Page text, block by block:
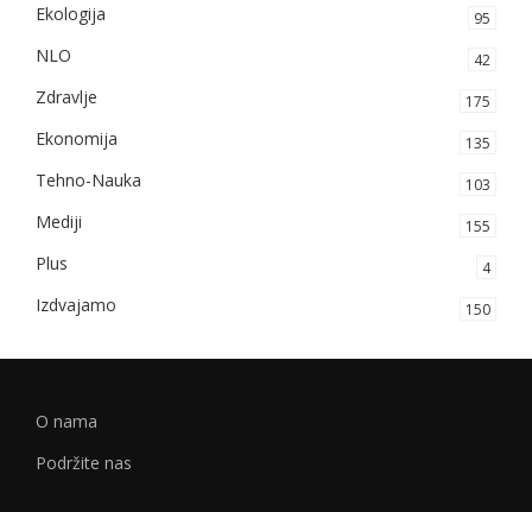
Ekologija 95
NLO 42
Zdravlje 175
Ekonomija 135
Tehno-Nauka 103
Mediji 155
Plus 4
Izdvajamo 150
O nama
Podržite nas